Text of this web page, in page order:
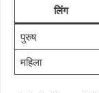
लिंग
पुरुष
महिला